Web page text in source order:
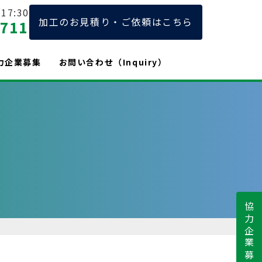
加工のお見積り・ご依頼はこちら
企業募集 お問い合わせ（Inquiry）
協力企業募集